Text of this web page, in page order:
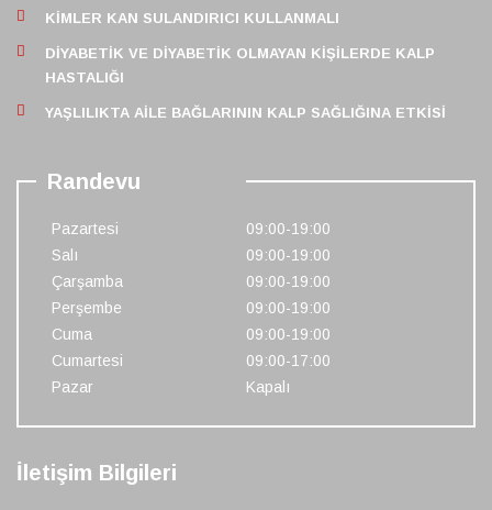
KIMLER KAN SULANDIRICI KULLANMALI
DIYABETIK VE DIYABETIK OLMAYAN KIŞILERDE KALP
HASTALIĞI
YAŞLILIKTA AILE BAĞLARININ KALP SAĞLIĞINA ETKISI
Randevu
Pazartesi
09:00-19:00
Salı
09:00-19:00
Çarşamba
09:00-19:00
Perşembe
09:00-19:00
Cuma
09:00-19:00
Cumartesi
09:00-17:00
Pazar
Kapalı
İletişim Bilgileri